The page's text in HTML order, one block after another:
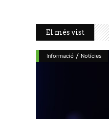
El més vist
Informació / Notícies